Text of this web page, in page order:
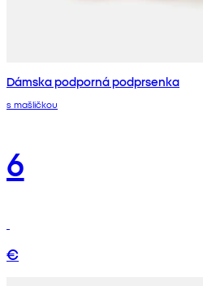
Dámska podporná podprsenka
s mašličkou
6
€